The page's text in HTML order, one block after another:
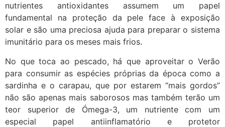
nutrientes antioxidantes assumem um papel
fundamental na proteção da pele face à exposição
solar e são uma preciosa ajuda para preparar o sistema
imunitário para os meses mais frios.
No que toca ao pescado, há que aproveitar o Verão
para consumir as espécies próprias da época como a
sardinha e o carapau, que por estarem “mais gordos”
não são apenas mais saborosos mas também terão um
teor superior de Ómega-3, um nutriente com um
especial papel antiinflamatório e protetor